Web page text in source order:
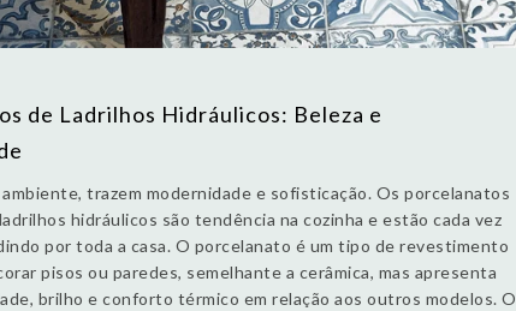
de Ladrilhos Hidráulicos: Beleza e
ambiente, trazem modernidade e sofisticação. Os porcelanatos
hidráulicos são tendência na cozinha e estão cada vez
por toda a casa. O porcelanato é um tipo de revestimento
pisos ou paredes, semelhante a cerâmica, mas apresenta
brilho e conforto térmico em relação aos outros modelos. O